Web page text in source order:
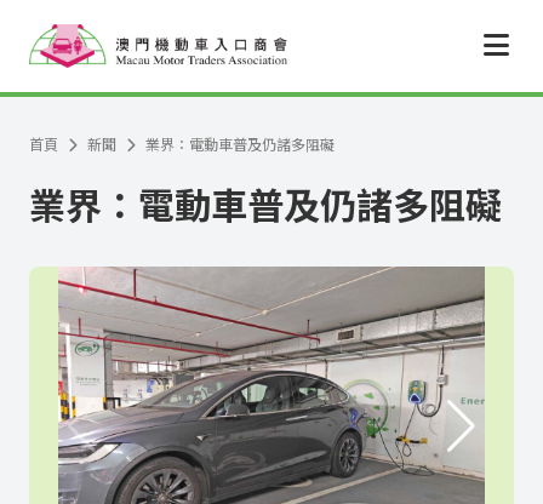
首頁 新聞 業界：電動車普及仍諸多阻礙
業界：電動車普及仍諸多阻礙